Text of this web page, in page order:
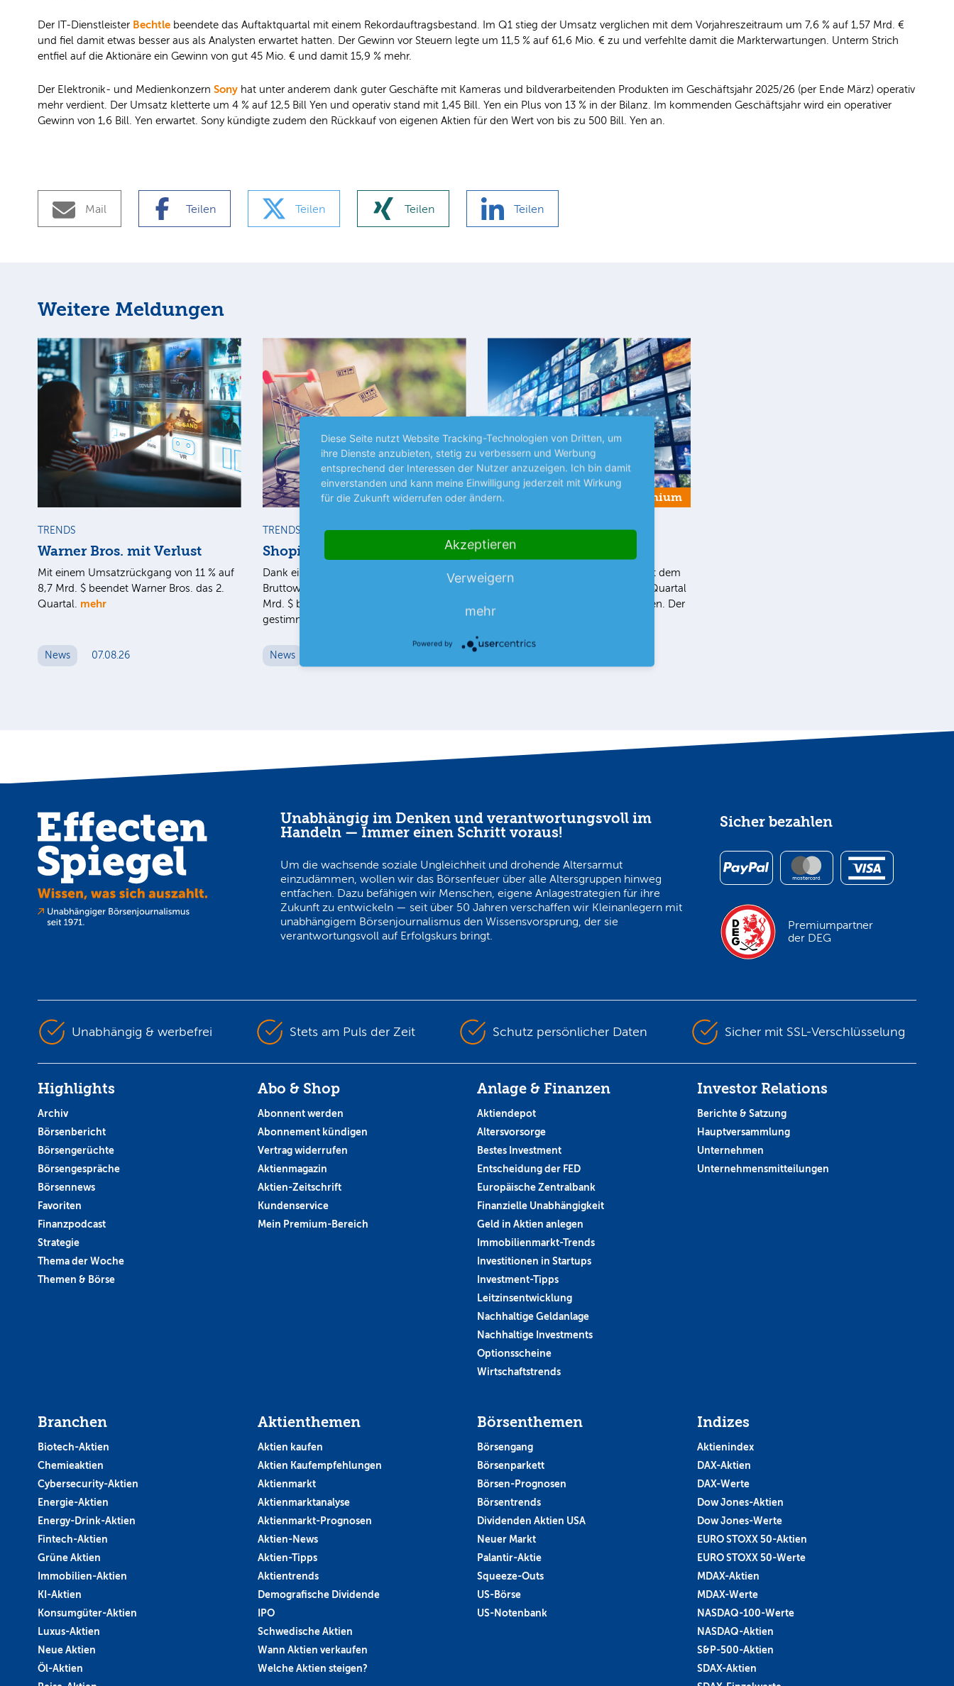
Der IT-Dienstleister Bechtle beendete das Auftaktquartal mit einem Rekordauftragsbestand. Im Q1 stieg der Umsatz verglichen mit dem Vorjahreszeitraum um 7,6 % auf 1,57 Mrd. €
und fiel damit etwas besser aus als Analysten erwartet hatten. Der Gewinn vor Steuern legte um 11,5 % auf 61,6 Mio. € zu und verfehlte damit die Markterwartungen. Unterm Strich
entfiel auf die Aktionäre ein Gewinn von gut 45 Mio. € und damit 15,9 % mehr.
Der Elektronik- und Medienkonzern Sony hat unter anderem dank guter Geschäfte mit Kameras und bildverarbeitenden Produkten im Geschäftsjahr 2025/26 (per Ende März) operativ
mehr verdient. Der Umsatz kletterte um 4 % auf 12,5 Bill Yen und operativ stand mit 1,45 Bill. Yen ein Plus von 13 % in der Bilanz. Im kommenden Geschäftsjahr wird ein operativer
Gewinn von 1,6 Bill. Yen erwartet. Sony kündigte zudem den Rückkauf von eigenen Aktien für den Wert von bis zu 500 Bill. Yen an.
Mail Teilen Teilen Teilen Teilen
Weitere Meldungen
TRENDS
Warner Bros. mit Verlust
Mit einem Umsatzrückgang von 11 % auf
8,7 Mrd. $ beendet Warner Bros. das 2.
Quartal. mehr
News 07.08.26
Premium
TRENDS
Shopify steigert Gewinn
Dank eines Anstiegs des
Bruttowarenvolumens um 32 % auf 115,6
Mrd. $ bleibt Shopify weiter optimistisch
gestimmt.
News
Premium
NEUES AUS UNTERNEHMEN
Toy Story treibt Disney
Vor allem der Film „Toy Story 5“ hat dem
Unterhaltungsriesen Disney im 3. Quartal
per Ende Juni Rückenwind gegeben. Der
Erfolg des…
Unabhängig im Denken und verantwortungsvoll im
Handeln — Immer einen Schritt voraus!
Um die wachsende soziale Ungleichheit und drohende Altersarmut
einzudämmen, wollen wir das Börsenfeuer über alle Altersgruppen hinweg
entfachen. Dazu befähigen wir Menschen, eigene Anlagestrategien für ihre
Zukunft zu entwickeln — seit über 50 Jahren verschaffen wir Kleinanlegern mit
unabhängigem Börsenjournalismus den Wissensvorsprung, der sie
verantwortungsvoll auf Erfolgskurs bringt.
Sicher bezahlen
Premiumpartner
der DEG
Unabhängig & werbefrei Stets am Puls der Zeit Schutz persönlicher Daten Sicher mit SSL-Verschlüsselung
Highlights
Archiv
Börsenbericht
Börsengerüchte
Börsengespräche
Börsennews
Favoriten
Finanzpodcast
Strategie
Thema der Woche
Themen & Börse
Abo & Shop
Abonnent werden
Abonnement kündigen
Vertrag widerrufen
Aktienmagazin
Aktien-Zeitschrift
Kundenservice
Mein Premium-Bereich
Anlage & Finanzen
Aktiendepot
Altersvorsorge
Bestes Investment
Entscheidung der FED
Europäische Zentralbank
Finanzielle Unabhängigkeit
Geld in Aktien anlegen
Immobilienmarkt-Trends
Investitionen in Startups
Investment-Tipps
Leitzinsentwicklung
Nachhaltige Geldanlage
Nachhaltige Investments
Optionsscheine
Wirtschaftstrends
Investor Relations
Berichte & Satzung
Hauptversammlung
Unternehmen
Unternehmensmitteilungen
Branchen
Biotech-Aktien
Chemieaktien
Cybersecurity-Aktien
Energie-Aktien
Energy-Drink-Aktien
Fintech-Aktien
Grüne Aktien
Immobilien-Aktien
KI-Aktien
Konsumgüter-Aktien
Luxus-Aktien
Neue Aktien
Öl-Aktien
Aktienthemen
Aktien kaufen
Aktien Kaufempfehlungen
Aktienmarkt
Aktienmarktanalyse
Aktienmarkt-Prognosen
Aktien-News
Aktien-Tipps
Aktientrends
Demografische Dividende
IPO
Schwedische Aktien
Wann Aktien verkaufen
Welche Aktien steigen?
Börsenthemen
Börsengang
Börsenparkett
Börsen-Prognosen
Börsentrends
Dividenden Aktien USA
Neuer Markt
Palantir-Aktie
Squeeze-Outs
US-Börse
US-Notenbank
Indizes
Aktienindex
DAX-Aktien
DAX-Werte
Dow Jones-Aktien
Dow Jones-Werte
EURO STOXX 50-Aktien
EURO STOXX 50-Werte
MDAX-Aktien
MDAX-Werte
NASDAQ-100-Werte
NASDAQ-Aktien
S&P-500-Aktien
SDAX-Aktien
Diese Seite nutzt Website Tracking-Technologien von Dritten, um
ihre Dienste anzubieten, stetig zu verbessern und Werbung
entsprechend der Interessen der Nutzer anzuzeigen. Ich bin damit
einverstanden und kann meine Einwilligung jederzeit mit Wirkung
für die Zukunft widerrufen oder ändern.
Akzeptieren
Verweigern
mehr
Powered by